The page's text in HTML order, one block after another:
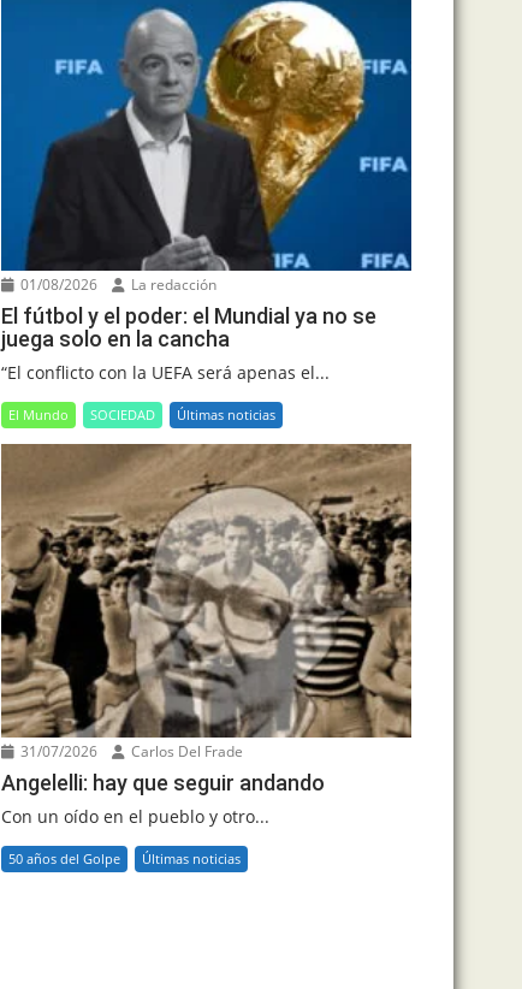
01/08/2026 La redacción
El fútbol y el poder: el Mundial ya no se
juega solo en la cancha
“El conflicto con la UEFA será apenas el...
El Mundo SOCIEDAD Últimas noticias
31/07/2026 Carlos Del Frade
Angelelli: hay que seguir andando
Con un oído en el pueblo y otro...
50 años del Golpe Últimas noticias